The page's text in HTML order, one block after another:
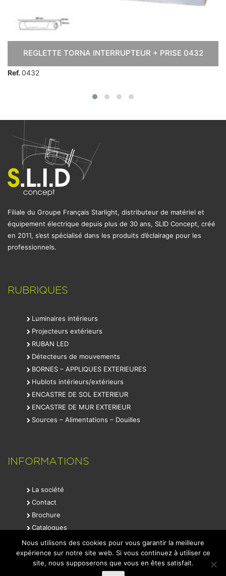
REGLETTE TORNA INTERRUPTEUR + PRISE 0432
Ref. 0432
Filiale du Groupe Français Starlight, distributeur de matériel et
équipement électrique depuis plus de 30 ans, SLID Concept, créé
en 2011, s’est spécialisé dans les produits d’éclairage pour les
professionnels.
RUBRIQUES
Luminaires intérieurs
Projecteurs extérieurs
RUBAN LED
Détecteurs de mouvements
BORNES – APPLIQUES EXTERIEURES
Hublots intérieurs/extérieurs
ENCASTRE DE SOL EXTERIEUR
ENCASTRE DE MUR EXTERIEUR
Sources – Alimentations – Douilles
INFORMATIONS
La société
Contact
Brochure
Catalogues
Mentions légales
SLID concept
Nous utilisons des cookies pour vous garantir la meilleure
expérience sur notre site web. Si vous continuez à utiliser ce
site, nous supposerons que vous en êtes satisfait.